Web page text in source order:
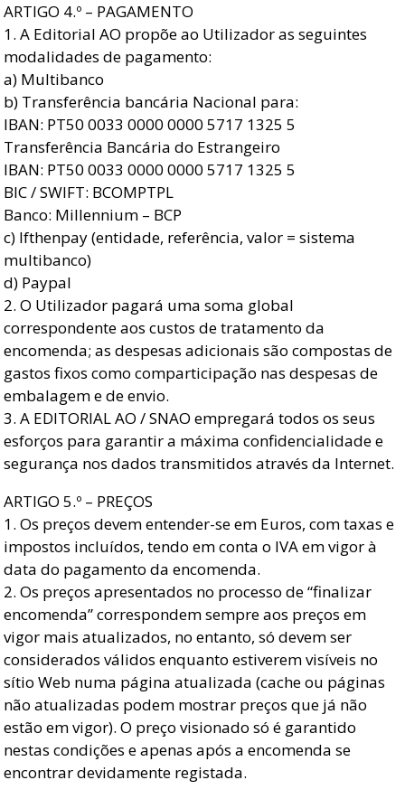
ARTIGO 4.º – PAGAMENTO
1. A Editorial AO propõe ao Utilizador as seguintes
modalidades de pagamento:
a) Multibanco
b) Transferência bancária Nacional para:
IBAN: PT50 0033 0000 0000 5717 1325 5
Transferência Bancária do Estrangeiro
IBAN: PT50 0033 0000 0000 5717 1325 5
BIC / SWIFT: BCOMPTPL
Banco: Millennium – BCP
c) Ifthenpay (entidade, referência, valor = sistema
multibanco)
d) Paypal
2. O Utilizador pagará uma soma global
correspondente aos custos de tratamento da
encomenda; as despesas adicionais são compostas de
gastos fixos como comparticipação nas despesas de
embalagem e de envio.
3. A EDITORIAL AO / SNAO empregará todos os seus
esforços para garantir a máxima confidencialidade e
segurança nos dados transmitidos através da Internet.
ARTIGO 5.º – PREÇOS
1. Os preços devem entender-se em Euros, com taxas e
impostos incluídos, tendo em conta o IVA em vigor à
data do pagamento da encomenda.
2. Os preços apresentados no processo de “finalizar
encomenda” correspondem sempre aos preços em
vigor mais atualizados, no entanto, só devem ser
considerados válidos enquanto estiverem visíveis no
sítio Web numa página atualizada (cache ou páginas
não atualizadas podem mostrar preços que já não
estão em vigor). O preço visionado só é garantido
nestas condições e apenas após a encomenda se
encontrar devidamente registada.